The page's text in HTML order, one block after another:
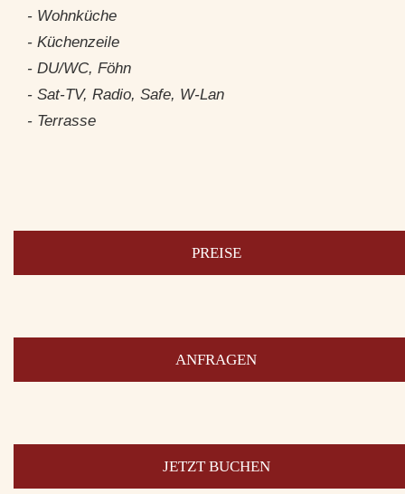
- Wohnküche
- Küchenzeile
- DU/WC, Föhn
- Sat-TV, Radio, Safe, W-Lan
- Terrasse
PREISE
ANFRAGEN
JETZT BUCHEN